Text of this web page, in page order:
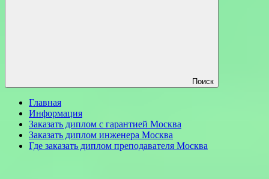
Поиск
Главная
Информация
Заказать диплом с гарантией Москва
Заказать диплом инженера Москва
Где заказать диплом преподавателя Москва